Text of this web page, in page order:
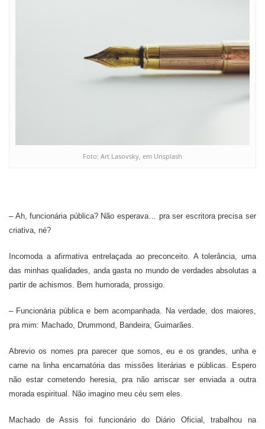
Foto: Art Lasovsky, em Unsplash
– Ah, funcionária pública? Não esperava… pra ser escritora precisa ser
criativa, né?
Incomoda a afirmativa entrelaçada ao preconceito. A tolerância, uma
das minhas qualidades, anda gasta no mundo de verdades absolutas a
partir de achismos. Bem humorada, prossigo.
– Funcionária pública e bem acompanhada. Na verdade, dos maiores,
pra mim: Machado, Drummond, Bandeira, Guimarães.
Abrevio os nomes pra parecer que somos, eu e os grandes, unha e
carne na linha encarnatória das missões literárias e públicas. Espero
não estar cometendo heresia, pra não arriscar ser enviada a outra
morada espiritual. Não imagino meu céu sem eles.
Machado de Assis foi funcionário do Diário Oficial, trabalhou na